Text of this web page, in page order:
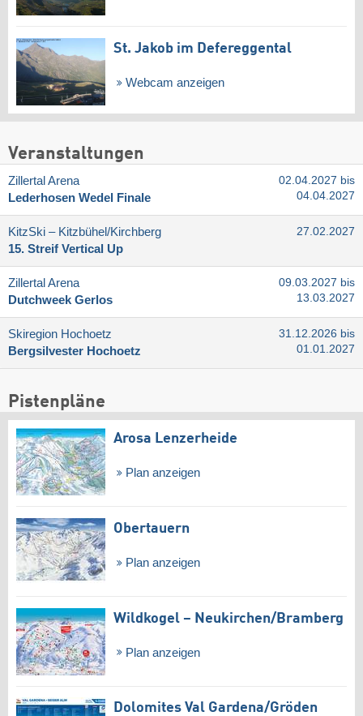
St. Jakob im Defereggental
Webcam anzeigen
Veranstaltungen
Zillertal Arena
Lederhosen Wedel Finale
02.04.2027 bis
04.04.2027
KitzSki – Kitzbühel/​Kirchberg
15. Streif Vertical Up
27.02.2027
Zillertal Arena
Dutchweek Gerlos
09.03.2027 bis
13.03.2027
Skiregion Hochoetz
Bergsilvester Hochoetz
31.12.2026 bis
01.01.2027
Pistenpläne
Arosa Lenzerheide
Plan anzeigen
Obertauern
Plan anzeigen
Wildkogel – Neukirchen/​Bramberg
Plan anzeigen
Dolomites Val Gardena/​Gröden